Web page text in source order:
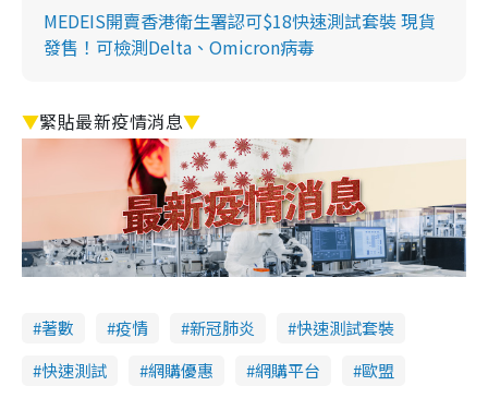
MEDEIS開賣香港衛生署認可$18快速測試套裝 現貨
發售！可檢測Delta、Omicron病毒
▼緊貼最新疫情消息▼
著數 疫情 新冠肺炎
快速測試套裝
快速測試
網購優惠 網購平台
歐盟